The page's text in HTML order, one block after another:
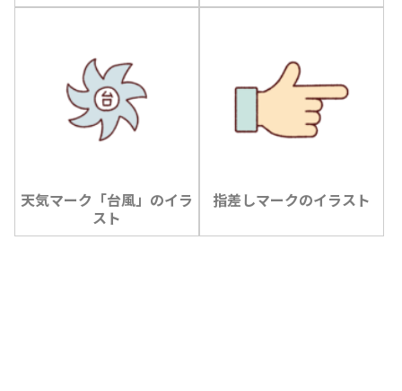
天気マーク「台風」のイラ
スト
指差しマークのイラスト